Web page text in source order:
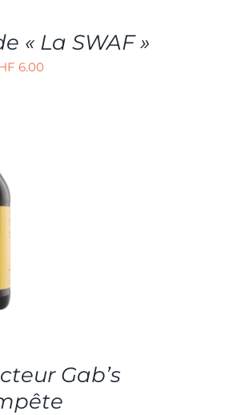
« La SWAF »
6.00
Gab’s